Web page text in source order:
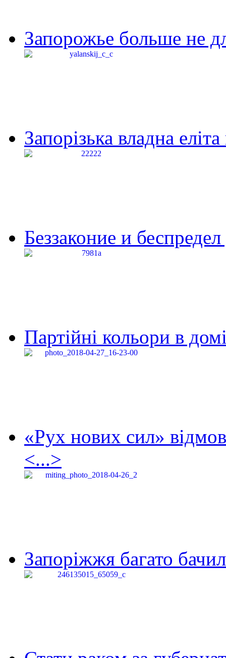
Запорожье больше не
Запорізька владна
Беззаконие и
Партійні кольори в
«Рух нових сил»
<...>
Запоріжжя багато